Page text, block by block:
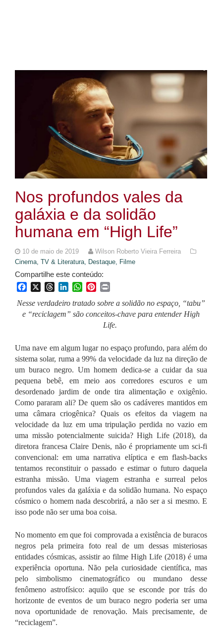
Nos profundos vales da
galáxia e da solidão
humana em “High Life”
10 de maio de 2019
Wilson Roberto Vieira Ferreira
Cinema, TV & Literatura,
Destaque, Filme
Compartilhe este conteúdo:
FacebookThreadsLinkedInWhatsApp
Pinterest
Nesse verdadeiro tratado sobre a solidão no espaço, “tabu”
e “reciclagem” são conceitos-chave para entender High
Life.
Uma nave em algum lugar no espaço profundo, para além do
sistema solar, ruma a 99% da velocidade da luz na direção de
um buraco negro. Um homem dedica-se a cuidar da sua
pequena bebê, em meio aos corredores escuros e um
desordenado jardim de onde tira alimentação e oxigênio.
Como pararam ali? De quem são os cadáveres mantidos em
uma câmara criogênica? Quais os efeitos da viagem na
velocidade da luz em uma tripulação perdida no vazio em
uma missão potencialmente suicida? High Life (2018), da
diretora francesa Claire Denis, não é propriamente um sci-fi
convencional: em uma narrativa elíptica e em flash-backs
tentamos reconstituir o passado e estimar o futuro daquela
estranha missão. Uma viagem estranha e surreal pelos
profundos vales da galáxia e da solidão humana. No espaço
cósmico o homem nada descobrirá, a não ser a si mesmo. E
isso pode não ser uma boa coisa.
No momento em que foi comprovada a existência de buracos
negros pela primeira foto real de um dessas misteriosas
entidades cósmicas, assistir ao filme High Life (2018) é uma
experiência oportuna. Não pela curiosidade científica, mas
pelo simbolismo cinematográfico ou mundano desse
fenômeno astrofísico: aquilo que se esconde por trás do
horizonte de eventos de um buraco negro poderia ser uma
nova oportunidade de renovação. Mais precisamente, de
“reciclagem”.